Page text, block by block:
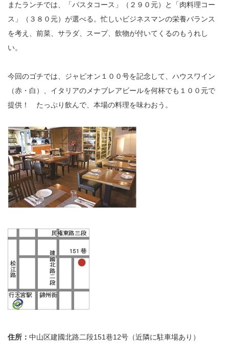
またランチでは、「パスタコース」（２９０元）と「肉料理コー
ス」（３８０元）が選べる。忙しいビジネスマンの栄養バランス
を考え、前菜、サラダ、スープ、飲物が付いてくるのもうれし
い。
今回のゴチでは、ジャピオン１００号を記念して、ハウスワイン
（赤・白）、イタリアのメナブレアビールを何杯でも１００元で
提供！ たっぷり飲んで、本場の料理を味わおう。
住所： 中山区建國北路二段151巷12号（近隣に駐車場あり）